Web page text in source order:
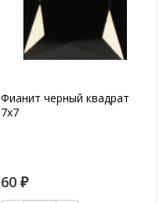
Фианит черный квадрат
7х7
60 ₽